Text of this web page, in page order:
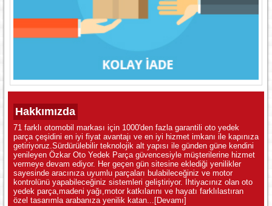
Hakkımızda
71 farklı otomobil markası için 1000'den fazla garantili oto yedek
parça çeşidini en iyi fiyat avantajı ve en iyi hizmet imkanı ile kapınıza
getiriyoruz.Sürdürülebilir teknolojik alt yapısı ile günden güne kendini
yenileyen Özkar Oto Yedek Parça güvencesiyle müşterilerine hizmet
vermeye devam ediyor. Her geçen gün sitesine eklediği yenilikler
sayesinde aracınıza uyumlu parçaları bulabileceğiniz ve motor
kontrolünü yapabileceğiniz sistemleri geliştiriyor. İhtiyacınız olan oto
yedek parça,madeni yağı,motor katkılarını ve hayatı farklılastıran
özel tasarımla arabanıza yenilik katan... [Devamı]